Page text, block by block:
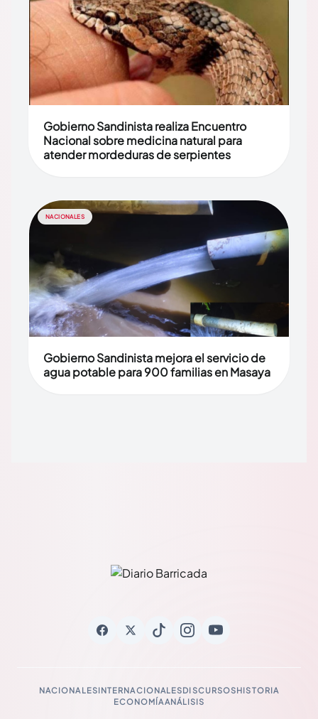
Gobierno Sandinista realiza Encuentro
Nacional sobre medicina natural para
atender mordeduras de serpientes
NACIONALES
Gobierno Sandinista mejora el servicio de
agua potable para 900 familias en Masaya
NACIONALESINTERNACIONALESDISCURSOSHISTORIA
ECONOMÍAANÁLISIS